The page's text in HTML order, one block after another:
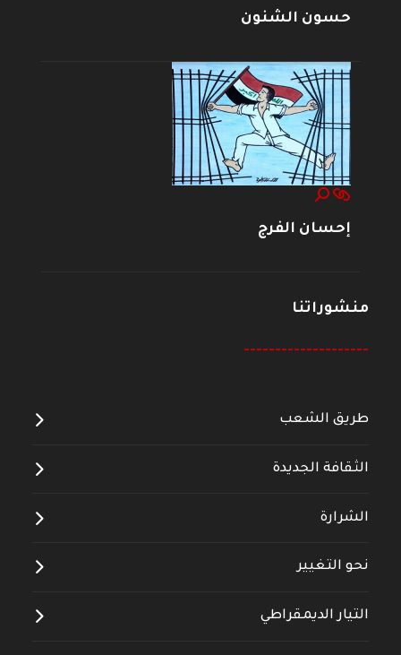
حسون الشنون
إحسان الفرج
منشوراتنا
--------------------
طريق الشعب
الثقافة الجديدة
الشرارة
نحو التغيير
التيار الديمقراطي